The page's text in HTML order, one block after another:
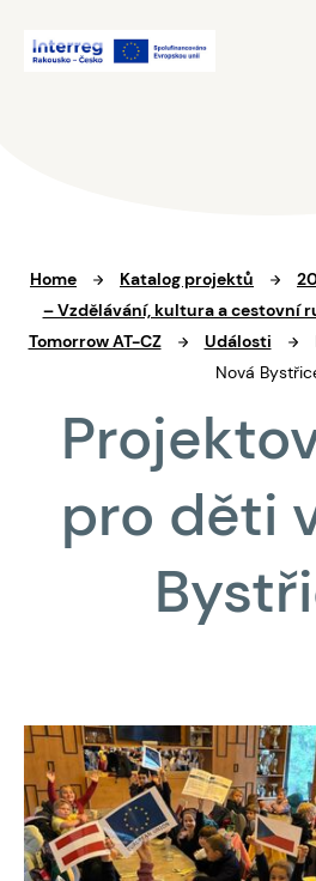
Home Katalog projektů
– Vzdělávání, kultura a cestovní
Tomorrow AT-CZ
Události
Nová
pro děti